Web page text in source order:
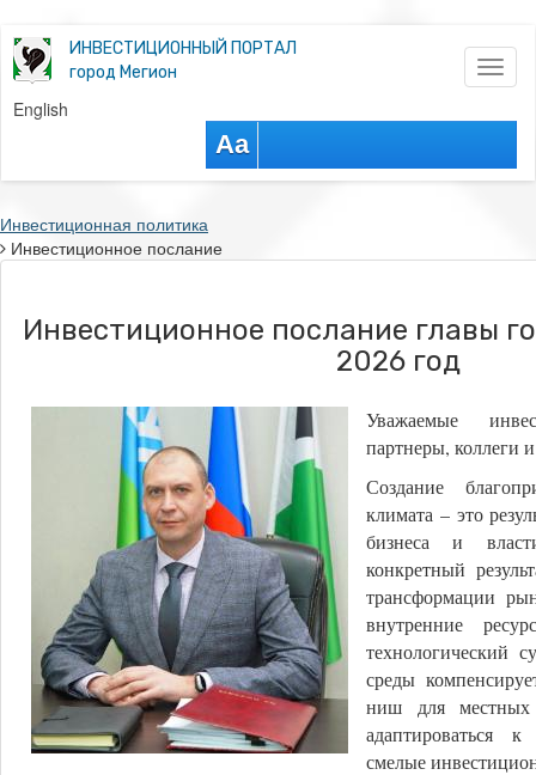
ИНВЕСТИЦИОННЫЙ ПОРТАЛ
город Мегион
English
Aa
Инвестиционная политика
Инвестиционное послание
Инвестиционное послание главы
2026 год
Уважаемые
партнеры, коллеги
Создание
климата – это
бизнеса и
конкретный
трансформации
внутренние
технологический
среды
ниш для местных
адаптироваться
смелые